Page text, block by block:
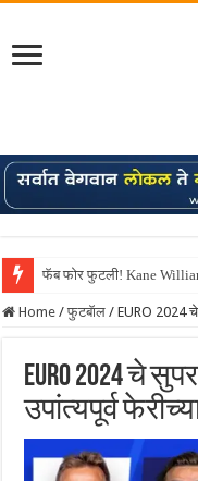
फॅब फोर फुटली! Kane
Home / फुटबॅाल / EURO 2024 चे
EURO 2024 चे
उपांत्यपूर्व